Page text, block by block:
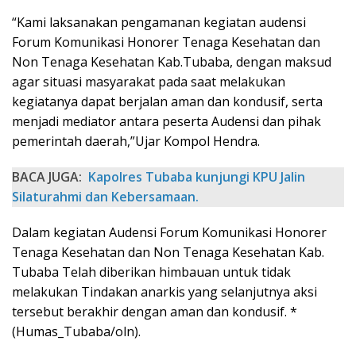
“Kami laksanakan pengamanan kegiatan audensi
Forum Komunikasi Honorer Tenaga Kesehatan dan
Non Tenaga Kesehatan Kab.Tubaba, dengan maksud
agar situasi masyarakat pada saat melakukan
kegiatanya dapat berjalan aman dan kondusif, serta
menjadi mediator antara peserta Audensi dan pihak
pemerintah daerah,”Ujar Kompol Hendra.
BACA JUGA: Kapolres Tubaba kunjungi KPU Jalin
Silaturahmi dan Kebersamaan.
Dalam kegiatan Audensi Forum Komunikasi Honorer
Tenaga Kesehatan dan Non Tenaga Kesehatan Kab.
Tubaba Telah diberikan himbauan untuk tidak
melakukan Tindakan anarkis yang selanjutnya aksi
tersebut berakhir dengan aman dan kondusif. *
(Humas_Tubaba/oln).